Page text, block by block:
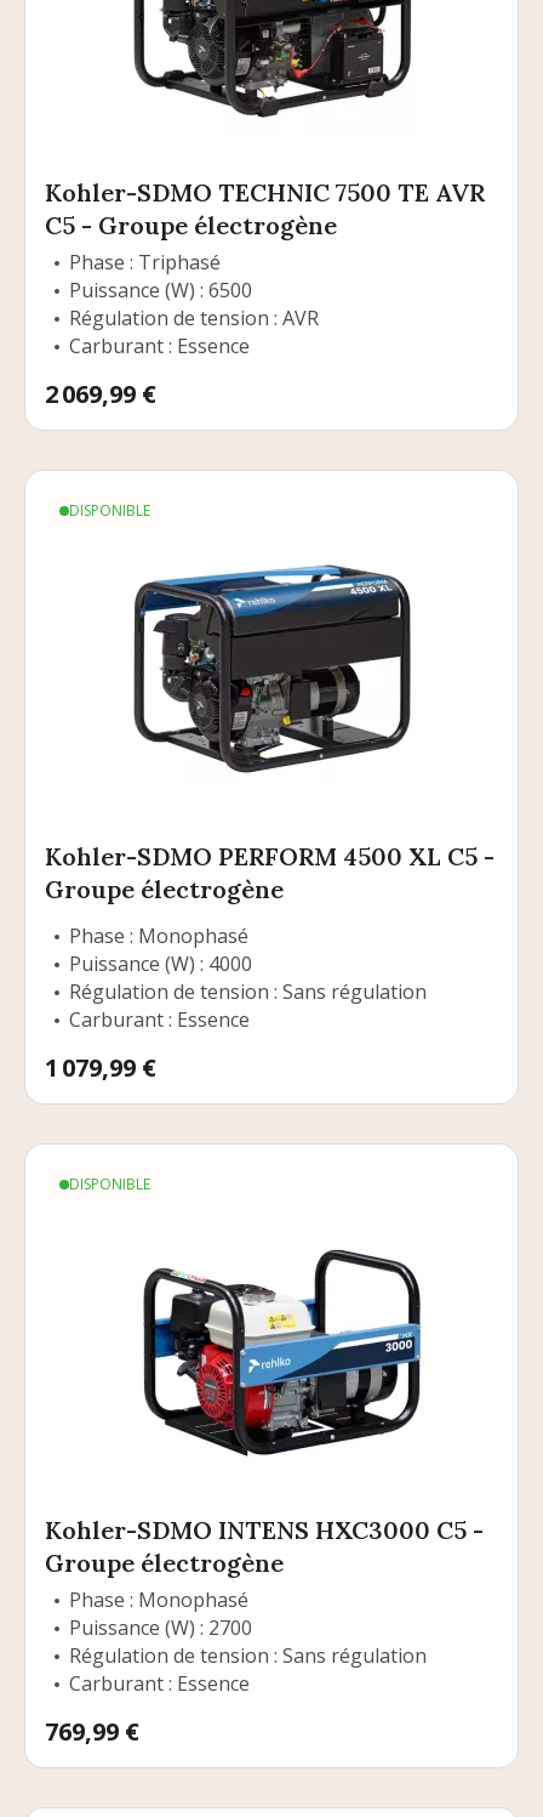
Kohler-SDMO TECHNIC 7500 TE AVR
C5 - Groupe électrogène
Phase : Triphasé
Puissance (W) : 6500
Régulation de tension : AVR
Carburant : Essence
Prix
2 069,99 €
DISPONIBLE
Kohler-SDMO PERFORM 4500 XL C5 -
Groupe électrogène
Phase : Monophasé
Puissance (W) : 4000
Régulation de tension : Sans régulation
Carburant : Essence
Prix
1 079,99 €
DISPONIBLE
Kohler-SDMO INTENS HXC3000 C5 -
Groupe électrogène
Phase : Monophasé
Puissance (W) : 2700
Régulation de tension : Sans régulation
Carburant : Essence
Prix
769,99 €